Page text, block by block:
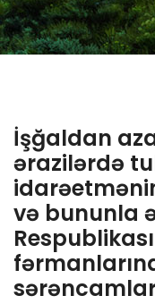
İşğaldan
ərazilərdə
və bununla